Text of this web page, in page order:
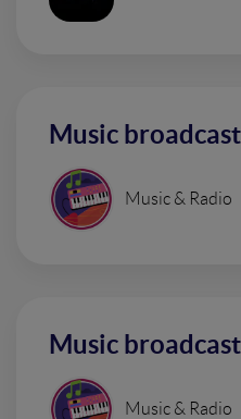
Music
Music & Radio
Music
Music & Radio